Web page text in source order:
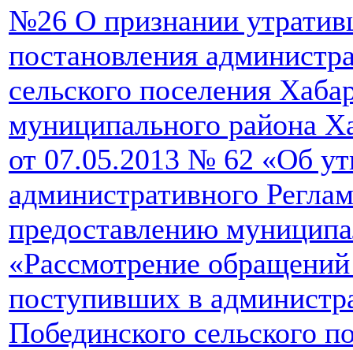
№26 О признании
постановления
сельского поселения
муниципального района
от 07.05.2013 № 62 «Об
административного
предоставлению
«Рассмотрение
поступивших в
Побединского сельского